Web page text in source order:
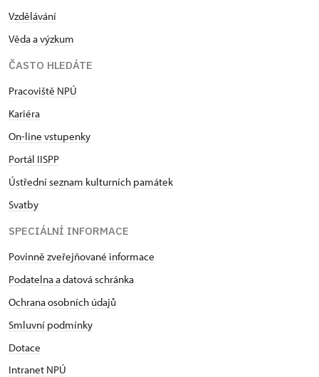
Vzdělávání
Věda a výzkum
ČASTO HLEDÁTE
Pracoviště NPÚ
Kariéra
On-line vstupenky
Portál IISPP
Ústřední seznam kulturních památek
Svatby
SPECIÁLNÍ INFORMACE
Povinně zveřejňované informace
Podatelna a datová schránka
Ochrana osobních údajů
Smluvní podmínky
Dotace
Intranet NPÚ